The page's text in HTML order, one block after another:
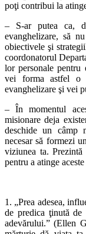
poţi contribui la
– S-ar putea ca,
evanghelizare, să
obiectivele şi
coordonatorul
lor personale pentru
vei forma astfel o
evanghelizare şi vei
– În momentul
misionare deja
deschide un câmp
necesar să formezi un
viziunea ta. Prezintă
pentru a atinge
1. „Prea adesea,
de predica ţinută de
adevărului.” (Ellen